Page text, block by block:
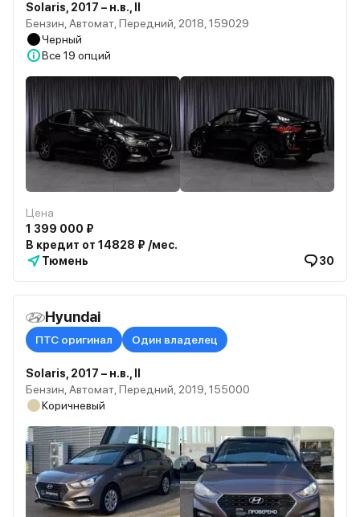
Solaris, 2017 – н.в., II
Бензин, Автомат, Передний, 2018, 159029
Черный
Все 19 опций
Цена
1 399 000 ₽
В кредит от 14828 ₽ /мес.
Тюмень
30
Hyundai
ПТС оригинал Один владелец
Solaris, 2017 – н.в., II
Бензин, Автомат, Передний, 2019, 155000
Коричневый